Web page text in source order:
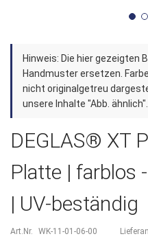
Zum
Anfang
der
Bildergalerie
Hinweis: Die hier gezeigten
Handmuster ersetzen.
nicht originalgetreu
unsere Inhalte "Abb. ähnlich".
DEGLAS® XT
Platte | farblos
| UV-beständig
Art.Nr. WK-11-01-06-00